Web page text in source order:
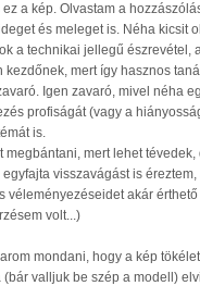
ez a kép. Olvastam a
és meleget is. Néha kicsit
a technikai jellegű észrevétel,
kezdőnek, mert így hasznos
Igen zavaró, mivel néha
profiságát (vagy a
is.
megbántani, mert lehet tévedek,
visszavágást is
véleményezéseidet akár
volt...)
mondani, hogy a kép
(bár valljuk be szép a modell)